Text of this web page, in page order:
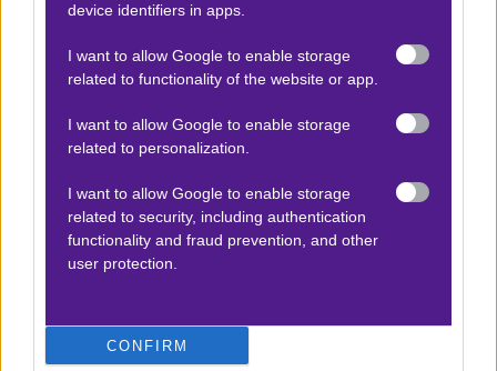
device identifiers in apps.
I want to allow Google to enable storage
related to functionality of the website or app.
I want to allow Google to enable storage
related to personalization.
I want to allow Google to enable storage
related to security, including authentication
functionality and fraud prevention, and other
user protection.
CONFIRM
να μάθω αν θα’ ναι πιο τυχεροί αυτή τη φορά.
Ο Αργύρης Παγαρτάνης προτείνει:
Ayutthaya United FC - Σουχοτάι
Τάι Λιγκ 1 04.10.2025 |15:30 -15.00
Ayutthaya Over 1,5
Αποτέλεσμα: 1-1